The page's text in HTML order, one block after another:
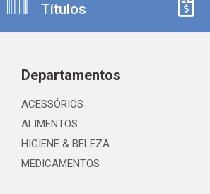
Títulos
Departamentos
ACESSÓRIOS
ALIMENTOS
HIGIENE & BELEZA
MEDICAMENTOS